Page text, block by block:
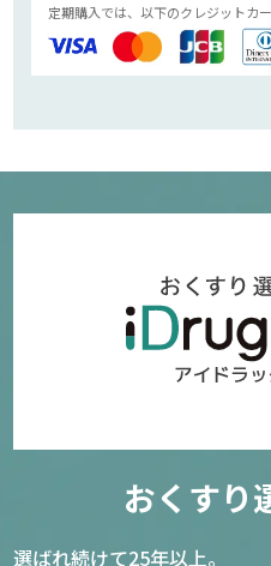
定期購入では、以下のクレジットカ
おくすり
選ばれ続けて25年以上。